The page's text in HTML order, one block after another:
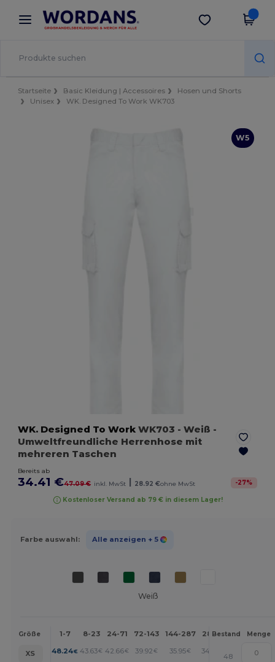
× Wordans App
Bessere Preise in der App!
App holen
Startseite Basic Kleidung | Accessoires
Hosen und Shorts
Unisex
WK. Designed To Work WK703
W5
WK. Designed To Work WK703 - Weiß -
Umweltfreundliche Herrenhose mit
mehreren Taschen
Bereits ab
34.41 €47.09 € inkl. MwSt | 28.92 €ohne MwSt -27%
Kostenloser Versand ab 79 € in diesem Lager!
Farbe auswahl: Alle anzeigen + 5
Weiß
Größe 1-7 8-23 24-71 72-143 144-287 288 + Mehr
Bestand Menge
XS 48.24€ 43.63€ 42.66€ 39.92€ 35.95€ 34.41
48